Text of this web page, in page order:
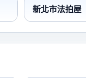
新北市法拍屋